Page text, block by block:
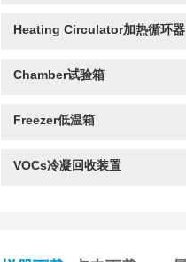
Heating Circulator加热循环器
Chamber试验箱
Freezer低温箱
VOCs冷凝回收装置